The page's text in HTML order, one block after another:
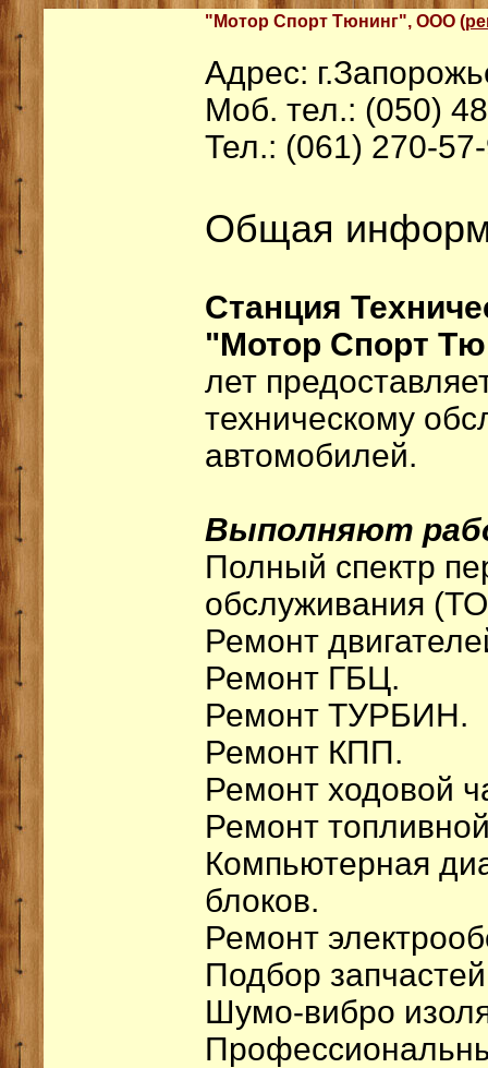
"Мотор Спорт Тюнинг", ООО (
Адрес:
Моб. тел.: (050)
Тел.: (061) 270-
Общая
Станция
"Мотор Спорт
лет
техническому
автомобилей.
Выполняют
Полный спектр
обслуживания
Ремонт
Ремонт ГБЦ.
Ремонт ТУРБИН.
Ремонт КПП.
Ремонт ходовой
Ремонт
Компьютерная
блоков.
Ремонт
Подбор
Шумо-вибро